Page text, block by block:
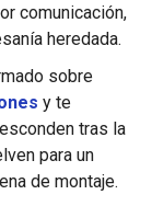
comunicación,
heredada.
sobre
y te
tras la
para un
de montaje.